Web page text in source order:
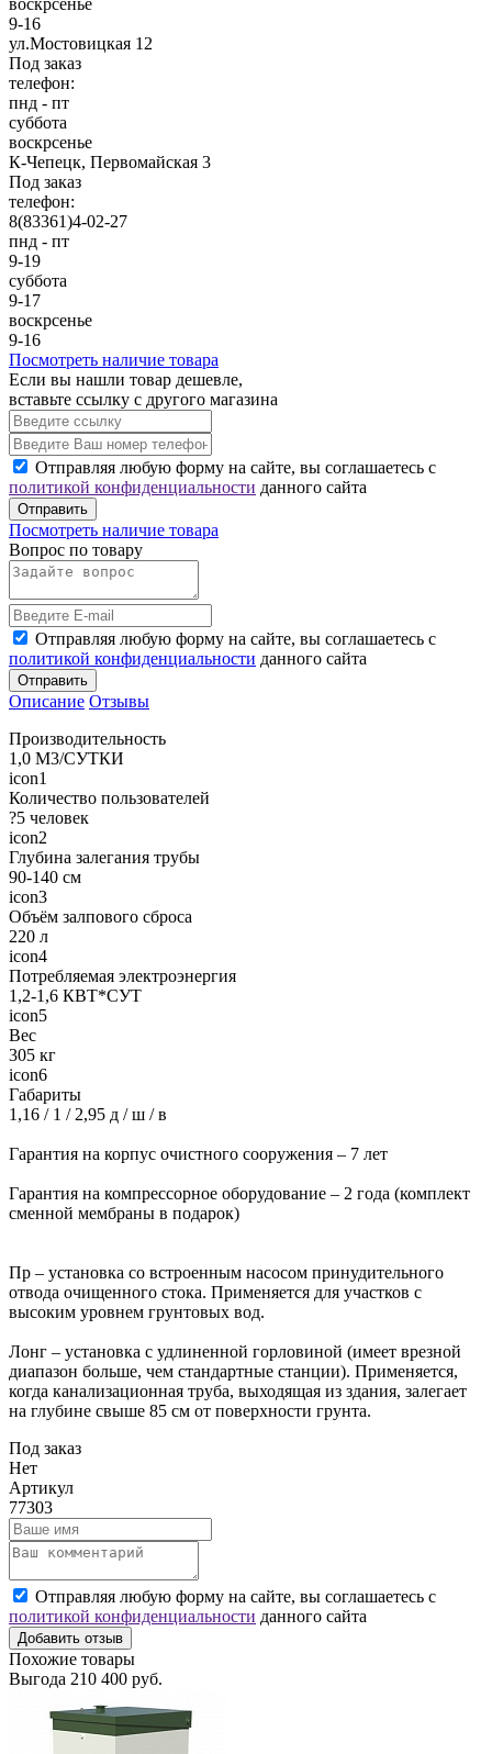
воскрсенье
9-16
ул.Мостовицкая 12
Под заказ
телефон:
пнд - пт
суббота
воскрсенье
К-Чепецк, Первомайская 3
Под заказ
телефон:
8(83361)4-02-27
пнд - пт
9-19
суббота
9-17
воскрсенье
9-16
Посмотреть наличие товара
Если вы нашли товар дешевле,
вставьте ссылку с другого магазина
Отправляя любую форму на сайте, вы соглашаетесь с
политикой конфиденциальности данного сайта
Отправить
Посмотреть наличие товара
Вопрос по товару
Отправляя любую форму на сайте, вы соглашаетесь с
политикой конфиденциальности данного сайта
Отправить
Описание Отзывы
Производительность
1,0 М3/СУТКИ
icon1
Количество пользователей
?5 человек
icon2
Глубина залегания трубы
90-140 см
icon3
Объём залпового сброса
220 л
icon4
Потребляемая электроэнергия
1,2-1,6 КВТ*СУТ
icon5
Вес
305 кг
icon6
Габариты
1,16 / 1 / 2,95 д / ш / в
Гарантия на корпус очистного сооружения – 7 лет
Гарантия на компрессорное оборудование – 2 года (комплект
сменной мембраны в подарок)
Пр – установка со встроенным насосом принудительного
отвода очищенного стока. Применяется для участков с
высоким уровнем грунтовых вод.
Лонг – установка с удлиненной горловиной (имеет врезной
диапазон больше, чем стандартные станции). Применяется,
когда канализационная труба, выходящая из здания, залегает
на глубине свыше 85 см от поверхности грунта.
Под заказ
Нет
Артикул
77303
Отправляя любую форму на сайте, вы соглашаетесь с
политикой конфиденциальности данного сайта
Добавить отзыв
Похожие товары
Выгода 210 400 руб.